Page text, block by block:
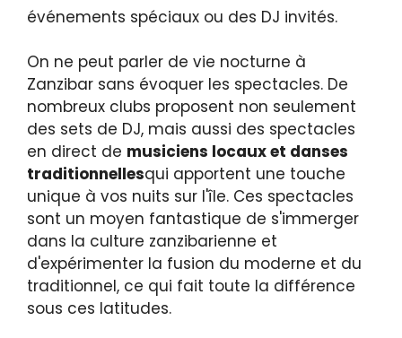
événements spéciaux ou des DJ invités.
On ne peut parler de vie nocturne à
Zanzibar sans évoquer les spectacles. De
nombreux clubs proposent non seulement
des sets de DJ, mais aussi des spectacles
en direct de musiciens locaux et danses
traditionnellesqui apportent une touche
unique à vos nuits sur l'île. Ces spectacles
sont un moyen fantastique de s'immerger
dans la culture zanzibarienne et
d'expérimenter la fusion du moderne et du
traditionnel, ce qui fait toute la différence
sous ces latitudes.